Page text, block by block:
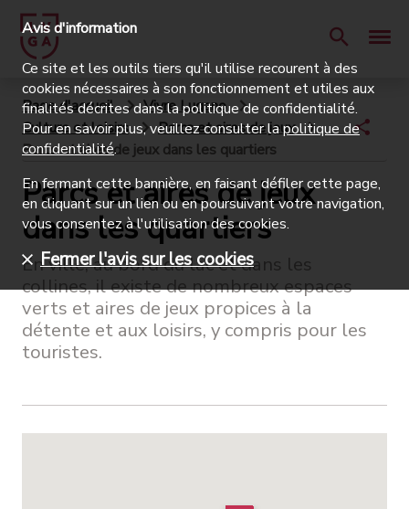
Page d'accueil
Vivre Lugano
Culture et loisirs
Parcs et aires de jeux
Parcs et aires de jeux dans les quartiers
Parcs et aires de jeux
dans les quartiers
En ville, au bord du lac et dans les
collines, il existe de nombreux espaces
verts et aires de jeux propices à la
détente et aux loisirs, y compris pour les
touristes.
Avis d'information
Ce site et les outils tiers qu'il utilise recourent à des
cookies nécessaires à son fonctionnement et utiles aux
finalités décrites dans la politique de confidentialité.
Pour en savoir plus, veuillez consulter lapolitique de
confidentialité.
En fermant cette bannière, en faisant défiler cette page,
en cliquant sur un lien ou en poursuivant votre navigation,
vous consentez à l'utilisation des cookies.
Fermer l'avis sur les cookies